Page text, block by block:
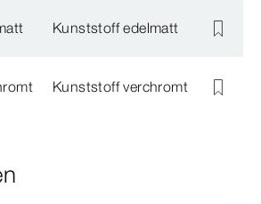
Kunststoff edelmatt
Kunststoff verchromt